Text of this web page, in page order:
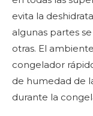
evita la
algunas partes
otras. El
congelador
de humedad de
durante la